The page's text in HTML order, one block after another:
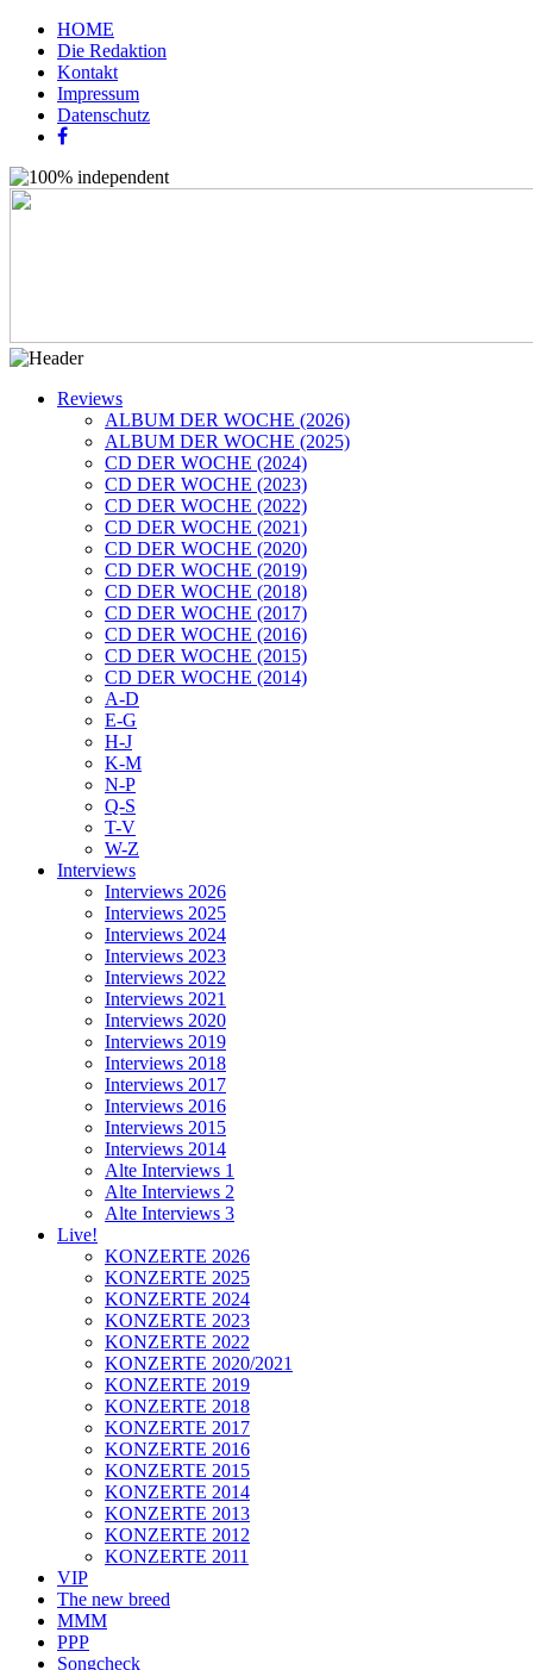
HOME
Die Redaktion
Kontakt
Impressum
Datenschutz
Reviews
ALBUM DER WOCHE (2026)
ALBUM DER WOCHE (2025)
CD DER WOCHE (2024)
CD DER WOCHE (2023)
CD DER WOCHE (2022)
CD DER WOCHE (2021)
CD DER WOCHE (2020)
CD DER WOCHE (2019)
CD DER WOCHE (2018)
CD DER WOCHE (2017)
CD DER WOCHE (2016)
CD DER WOCHE (2015)
CD DER WOCHE (2014)
A-D
E-G
H-J
K-M
N-P
Q-S
T-V
W-Z
Interviews
Interviews 2026
Interviews 2025
Interviews 2024
Interviews 2023
Interviews 2022
Interviews 2021
Interviews 2020
Interviews 2019
Interviews 2018
Interviews 2017
Interviews 2016
Interviews 2015
Interviews 2014
Alte Interviews 1
Alte Interviews 2
Alte Interviews 3
Live!
KONZERTE 2026
KONZERTE 2025
KONZERTE 2024
KONZERTE 2023
KONZERTE 2022
KONZERTE 2020/2021
KONZERTE 2019
KONZERTE 2018
KONZERTE 2017
KONZERTE 2016
KONZERTE 2015
KONZERTE 2014
KONZERTE 2013
KONZERTE 2012
KONZERTE 2011
VIP
The new breed
MMM
PPP
Songcheck